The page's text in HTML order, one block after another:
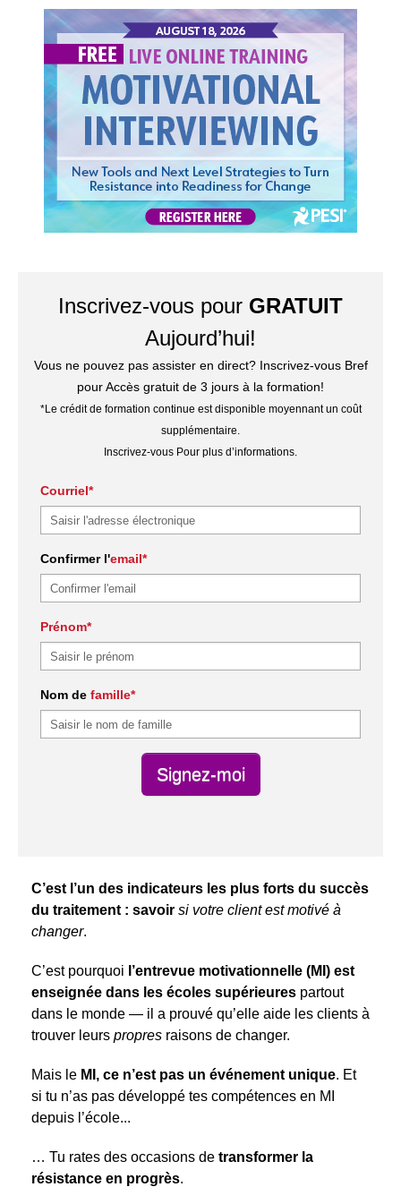
ÉVÉNEMENT EN DIRECT GRATUIT! | Entrevue
Inscrivez-vous pour GRATUIT
Aujourd’hui!
Vous ne pouvez pas assister en direct? Inscrivez-vous Bref
pour Accès gratuit de 3 jours à la formation!
*Le crédit de formation continue est disponible moyennant un coût
supplémentaire.
Inscrivez-vous Pour plus d’informations.
Courriel*
Confirmer l'email*
Prénom*
Nom de famille*
Signez-moi
C’est l’un des indicateurs les plus forts du succès
du traitement : savoir si votre client est motivé à
changer.
C’est pourquoi l’entrevue motivationnelle (MI) est
enseignée dans les écoles supérieures partout
dans le monde — il a prouvé qu’elle aide les clients à
trouver leurs propres raisons de changer.
Mais le MI, ce n’est pas un événement unique. Et
si tu n’as pas développé tes compétences en MI
depuis l’école...
… Tu rates des occasions de transformer la
résistance en progrès.